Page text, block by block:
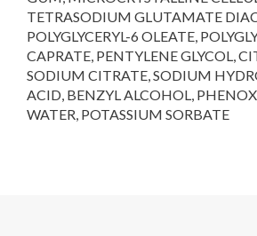
TETRASODIUM GLUTAMATE
POLYGLYCERYL-6 OLEATE,
CAPRATE, PENTYLENE GLYCOL,
SODIUM CITRATE, SODIUM
ACID, BENZYL ALCOHOL,
WATER, POTASSIUM SORBATE